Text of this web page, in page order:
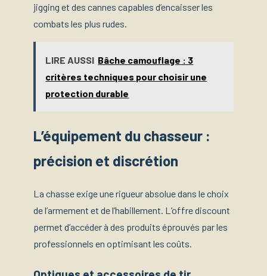
jigging et des cannes capables d’encaisser les
combats les plus rudes.
LIRE AUSSI Bâche camouflage : 3
critères techniques pour choisir une
protection durable
L’équipement du chasseur :
précision et discrétion
La chasse exige une rigueur absolue dans le choix
de l’armement et de l’habillement. L’offre discount
permet d’accéder à des produits éprouvés par les
professionnels en optimisant les coûts.